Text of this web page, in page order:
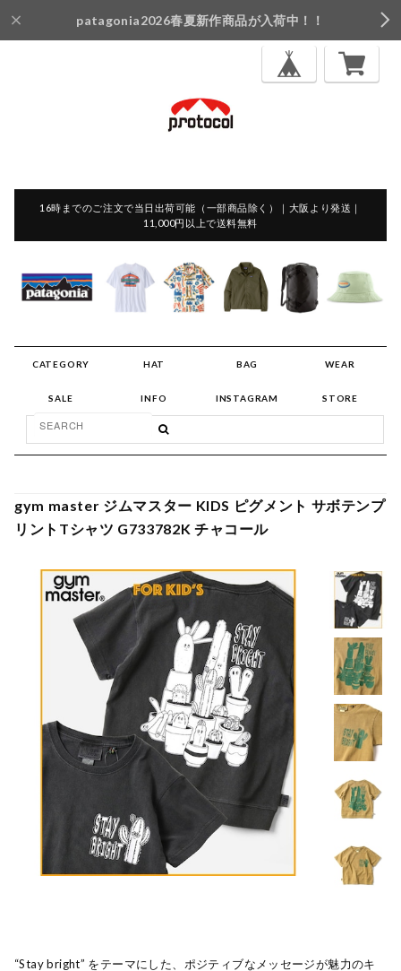
patagonia2026春夏新作商品が入荷中！！
16時までのご注文で当日出荷可能（一部商品除く）｜大阪より発送｜
11,000円以上で送料無料
CATEGORY HAT BAG WEAR
SALE INFO INSTAGRAM STORE
gym master ジムマスター KIDS ピグメント サボテンプ
リントTシャツ G733782K チャコール
“Stay bright” をテーマにした、ポジティブなメッセージが魅力のキ